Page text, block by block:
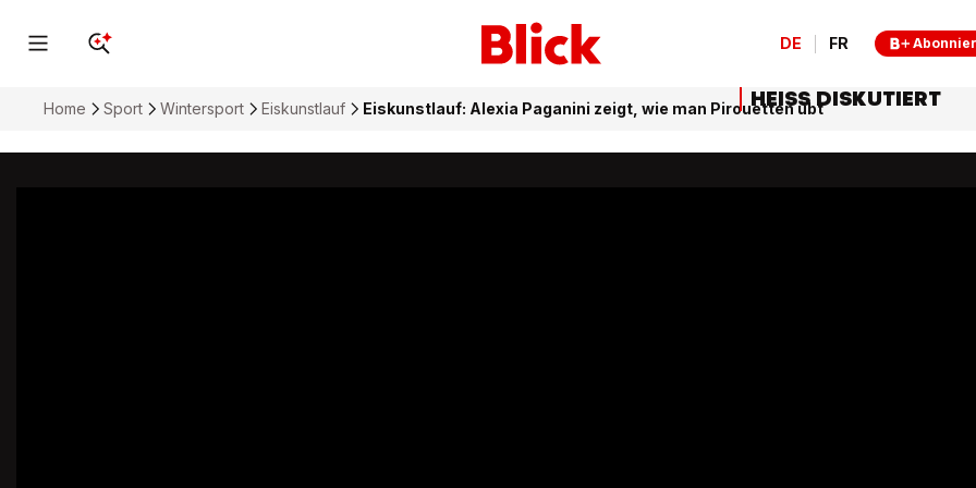
DE FR
Home Sport Wintersport Eiskunstlauf Eiskunstlauf: Alexia Paganini zeigt, wie man Pirouetten übtHEISS DISKUTIERT